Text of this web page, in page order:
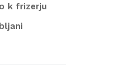
k frizerju